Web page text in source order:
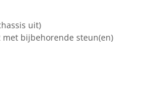
uit)
met bijbehorende steun(en)